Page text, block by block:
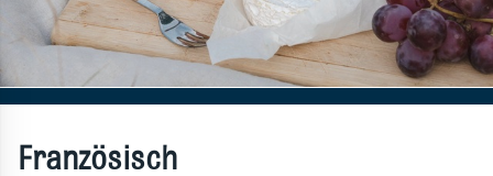
Französisch